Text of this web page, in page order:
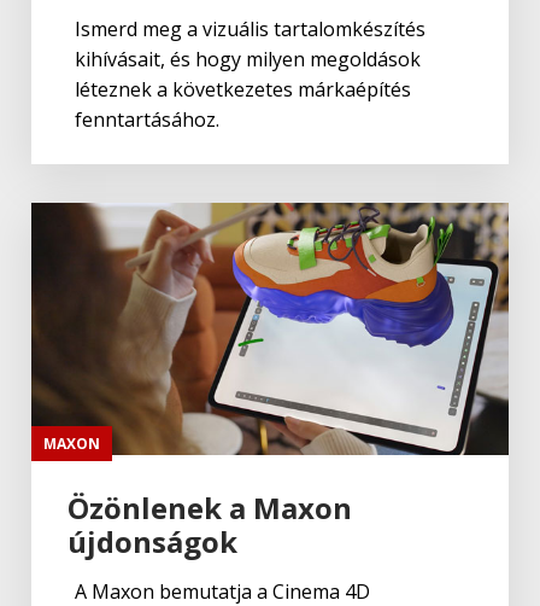
Ismerd meg a vizuális tartalomkészítés
kihívásait, és hogy milyen megoldások
léteznek a következetes márkaépítés
fenntartásához.
MAXON
Özönlenek a Maxon
újdonságok
A Maxon bemutatja a Cinema 4D